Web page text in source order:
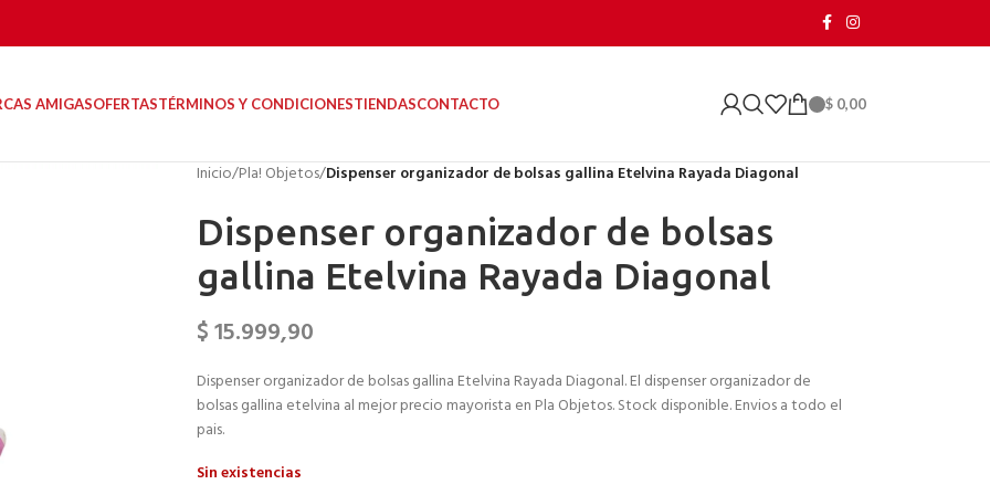
AMIGASOFERTASTÉRMINOS Y CONDICIONESTIENDASCONTACTO $ 0,00
Inicio/Pla! Objetos/Dispenser organizador de bolsas gallina Etelvina Rayada Diagonal
Dispenser organizador de bolsas
gallina Etelvina Rayada Diagonal
$15.999,90
Dispenser organizador de bolsas gallina Etelvina Rayada Diagonal. El dispenser organizador de
bolsas gallina etelvina al mejor precio mayorista en Pla Objetos. Stock disponible. Envios a todo el
pais.
Sin existencias